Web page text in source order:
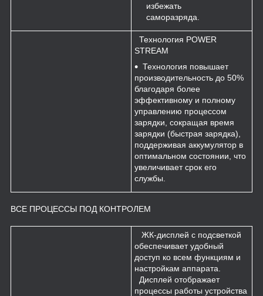
избежать
саморазряда.
Технология POWER
STREAM
Технология повышает
производительность до 50%
благодаря более
эффективному и полному
управлению процессом
зарядки, сокращая время
зарядки (быстрая зарядка),
поддерживая аккумулятор в
оптимальном состоянии, что
увеличивает срок его
службы.
ВСЕ ПРОЦЕССЫ ПОД КОНТРОЛЕМ
ЖК-дисплей с подсветкой
обеспечивает удобный
доступ ко всем функциям и
настройкам аппарата.
Дисплей отображает
процессы работы устройства